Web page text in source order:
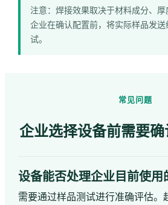
注意：焊接效果取决于材料成分、
企业在确认配置前，将实际样品发送
试。
常见问题
企业选择设备前需要确
设备能否处理企业目前使用
需要通过样品测试进行准确评估。